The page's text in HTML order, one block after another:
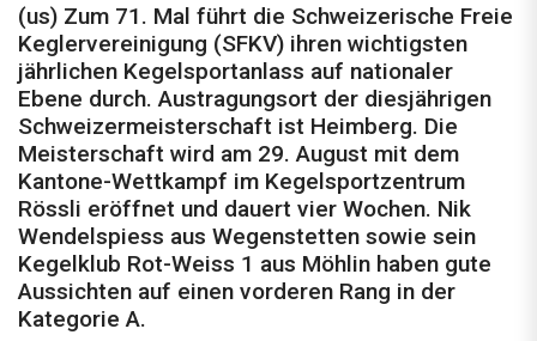
(us) Zum 71. Mal führt die Schweizerische Freie
Keglervereinigung (SFKV) ihren wichtigsten
jährlichen Kegelsportanlass auf nationaler
Ebene durch. Austragungsort der diesjährigen
Schweizermeisterschaft ist Heimberg. Die
Meisterschaft wird am 29. August mit dem
Kantone-Wettkampf im Kegelsportzentrum
Rössli eröffnet und dauert vier Wochen. Nik
Wendelspiess aus Wegenstetten sowie sein
Kegelklub Rot-Weiss 1 aus Möhlin haben gute
Aussichten auf einen vorderen Rang in der
Kategorie A.